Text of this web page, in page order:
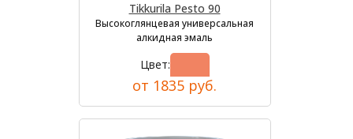
Tikkurila Pesto 90
Высокоглянцевая универсальная
алкидная эмаль
Цвет:
от 1835 руб.